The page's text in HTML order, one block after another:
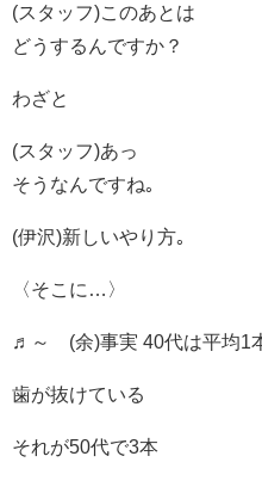
(スタッフ)このあとは
どうするんですか？
わざと
(スタッフ)あっ
そうなんですね｡
(伊沢)新しいやり方｡
〈そこに…〉
♬～ (余)事実 40代は平均1
歯が抜けている
それが50代で3本